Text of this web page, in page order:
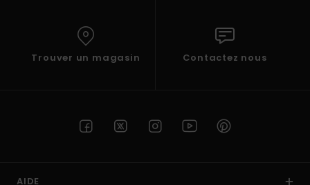
Trouver un magasin Contactez nous
AIDE